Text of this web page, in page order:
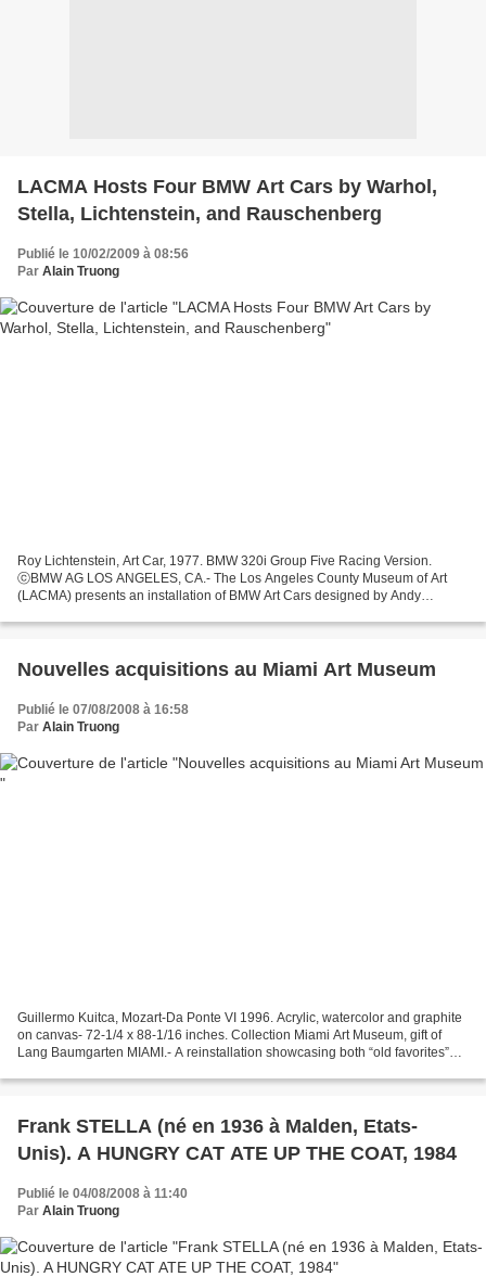
LACMA Hosts Four BMW Art Cars by Warhol,
Stella, Lichtenstein, and Rauschenberg
Publié le 10/02/2009 à 08:56
Par Alain Truong
Roy Lichtenstein, Art Car, 1977. BMW 320i Group Five Racing Version.
ⓒBMW AG LOS ANGELES, CA.- The Los Angeles County Museum of Art
(LACMA) presents an installation of BMW Art Cars designed by Andy
Nouvelles acquisitions au Miami Art Museum
Publié le 07/08/2008 à 16:58
Par Alain Truong
Guillermo Kuitca, Mozart-Da Ponte VI 1996. Acrylic, watercolor and graphite
on canvas- 72-1/4 x 88-1/16 inches. Collection Miami Art Museum, gift of
Lang Baumgarten MIAMI.- A reinstallation showcasing both “old favorites”
Frank STELLA (né en 1936 à Malden, Etats-
Unis). A HUNGRY CAT ATE UP THE COAT, 1984
Publié le 04/08/2008 à 11:40
Par Alain Truong